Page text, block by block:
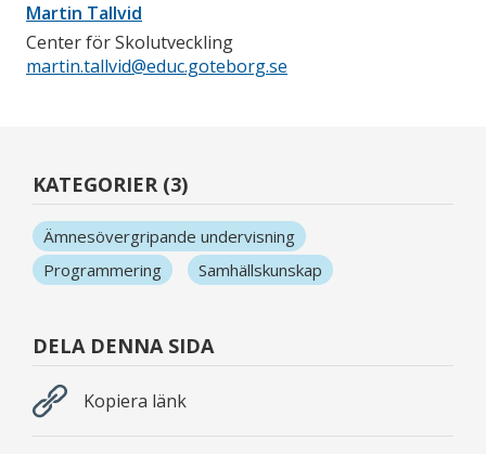
Martin Tallvid
Center för Skolutveckling
martin.tallvid@educ.goteborg.se
KATEGORIER (3)
Ämnesövergripande undervisning
Programmering
Samhällskunskap
DELA DENNA SIDA
Kopiera länk